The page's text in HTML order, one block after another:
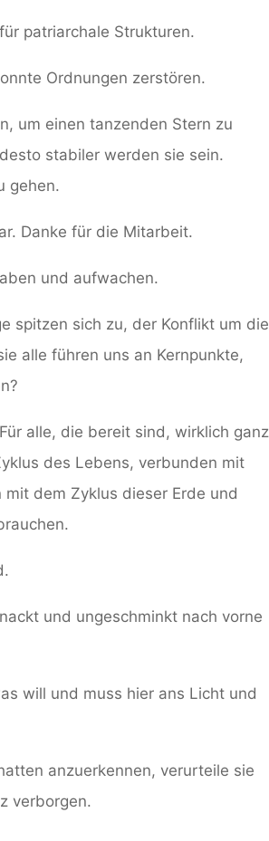
patriarchale Strukturen.
Ordnungen zerstören.
um einen tanzenden Stern zu
stabiler werden sie sein.
gehen.
Danke für die Mitarbeit.
und aufwachen.
spitzen sich zu, der Konflikt um die
alle führen uns an Kernpunkte,
alle, die bereit sind, wirklich ganz
des Lebens, verbunden mit
dem Zyklus dieser Erde und
und ungeschminkt nach vorne
will und muss hier ans Licht und
anzuerkennen, verurteile sie
verborgen.